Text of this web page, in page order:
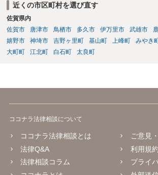
近くの市区町村を選び直す
佐賀県内
佐賀市
唐津市 鳥栖市 多久市 伊万里市 武雄市
嬉野市
神埼市 吉野ヶ里町 基山町 上峰町 みやき
大町町
江北町 白石町 太良町
ココナラ法律相談について
ココナラ法律相談とは
法律Q&A
法律相談コラム
ご意見
利用規約
プライ